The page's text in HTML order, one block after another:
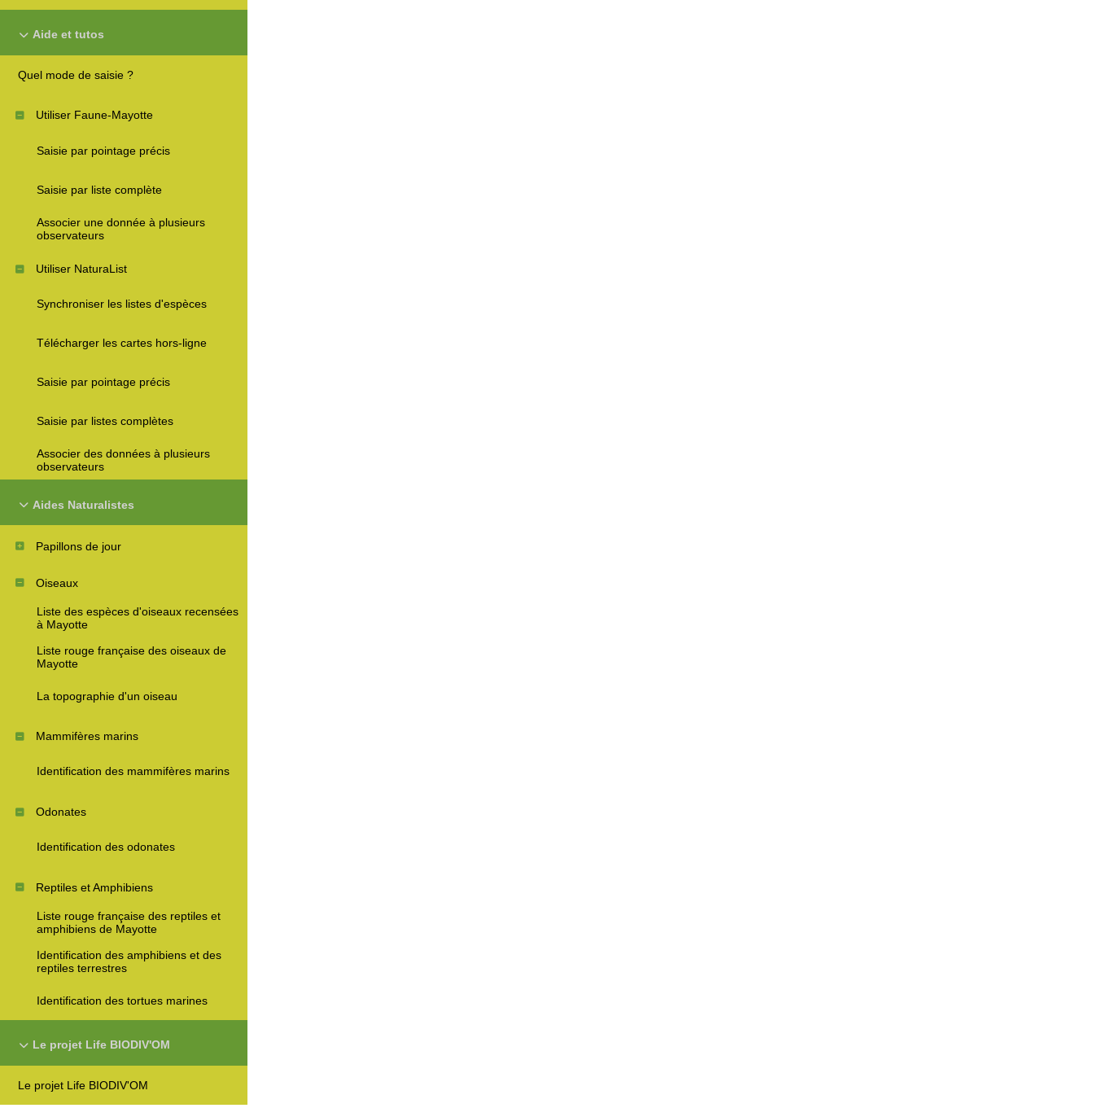
Aide et tutos
Quel mode de saisie ?
Utiliser Faune-Mayotte
Saisie par pointage précis
Saisie par liste complète
Associer une donnée à plusieurs
observateurs
Utiliser NaturaList
Synchroniser les listes d'espèces
Télécharger les cartes hors-ligne
Saisie par pointage précis
Saisie par listes complètes
Associer des données à plusieurs
observateurs
Aides Naturalistes
Papillons de jour
Oiseaux
Liste des espèces d'oiseaux recensées
à Mayotte
Liste rouge française des oiseaux de
Mayotte
La topographie d'un oiseau
Mammifères marins
Identification des mammifères marins
Odonates
Identification des odonates
Reptiles et Amphibiens
Liste rouge française des reptiles et
amphibiens de Mayotte
Identification des amphibiens et des
reptiles terrestres
Identification des tortues marines
Le projet Life BIODIV'OM
Le projet Life BIODIV'OM